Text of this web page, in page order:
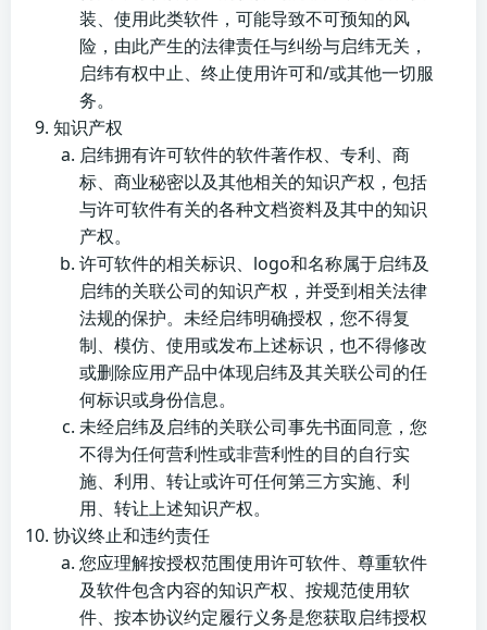
装、使用此类软件，可能导致不可预知的风
险，由此产生的法律责任与纠纷与启纬无关，
启纬有权中止、终止使用许可和/或其他一切服
务。
知识产权
启纬拥有许可软件的软件著作权、专利、商
标、商业秘密以及其他相关的知识产权，包括
与许可软件有关的各种文档资料及其中的知识
产权。
许可软件的相关标识、logo和名称属于启纬及
启纬的关联公司的知识产权，并受到相关法律
法规的保护。未经启纬明确授权，您不得复
制、模仿、使用或发布上述标识，也不得修改
或删除应用产品中体现启纬及其关联公司的任
何标识或身份信息。
未经启纬及启纬的关联公司事先书面同意，您
不得为任何营利性或非营利性的目的自行实
施、利用、转让或许可任何第三方实施、利
用、转让上述知识产权。
协议终止和违约责任
您应理解按授权范围使用许可软件、尊重软件
及软件包含内容的知识产权、按规范使用软
件、按本协议约定履行义务是您获取启纬授权